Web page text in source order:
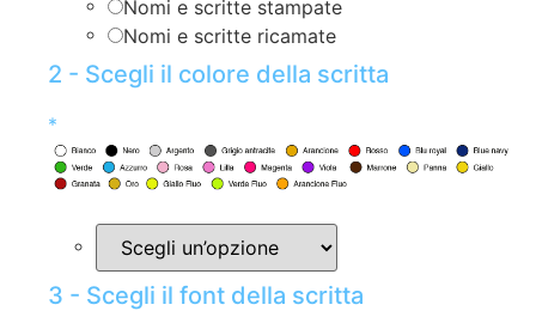
Nomi e scritte stampate
Nomi e scritte ricamate
2 - Scegli il colore della scritta
*
3 - Scegli il font della scritta